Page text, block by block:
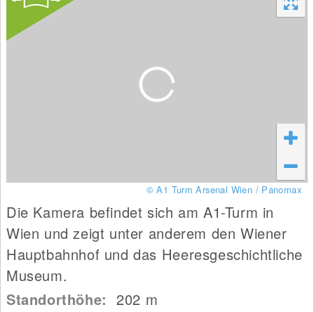
© A1 Turm Arsenal Wien / Panomax
Die Kamera befindet sich am A1-Turm in
Wien und zeigt unter anderem den Wiener
Hauptbahnhof und das Heeresgeschichtliche
Museum.
Standorthöhe:202 m